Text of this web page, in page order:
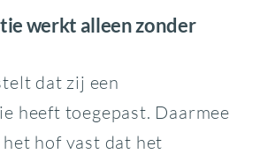
werkt alleen zonder
dat zij een
heeft toegepast. Daarmee
hof vast dat het